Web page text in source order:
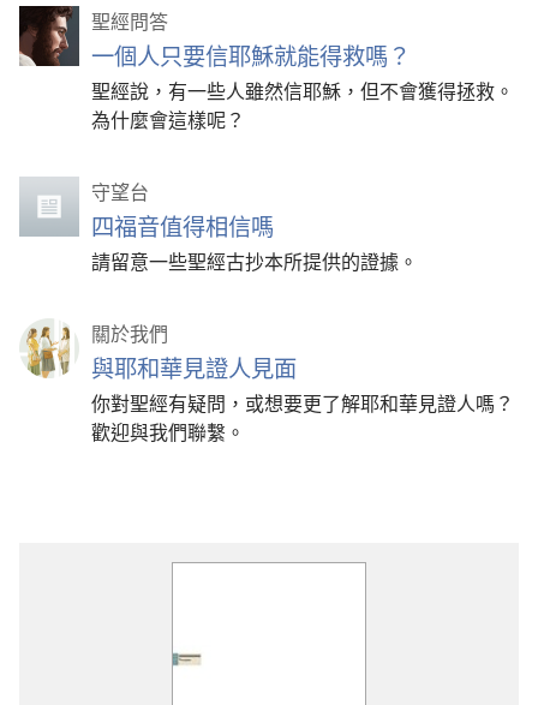
聖經問答
一個人只要信耶穌就能得救嗎？
聖經說，有一些人雖然信耶穌，但不會獲得拯救。
為什麼會這樣呢？
守望台
四福音值得相信嗎
請留意一些聖經古抄本所提供的證據。
關於我們
與耶和華見證人見面
你對聖經有疑問，或想要更了解耶和華見證人嗎？
歡迎與我們聯繫。